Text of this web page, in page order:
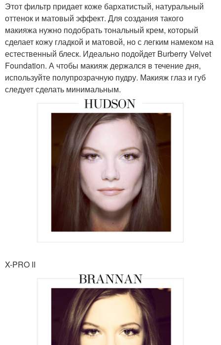
Этот фильтр придает коже бархатистый, натуральный
оттенок и матовый эффект. Для создания такого
макияжа нужно подобрать тональный крем, который
сделает кожу гладкой и матовой, но с легким намеком на
естественный блеск. Идеально подойдет Burberry Velvet
Foundation. А чтобы макияж держался в течение дня,
используйте полупрозрачную пудру. Макияж глаз и губ
следует сделать минимальным.
X-PRO II